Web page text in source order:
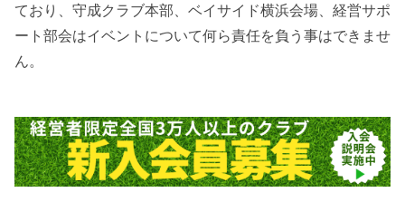
ており、守成クラブ本部、ベイサイド横浜会場、経営サポ
ート部会はイベントについて何ら責任を負う事はできませ
ん。